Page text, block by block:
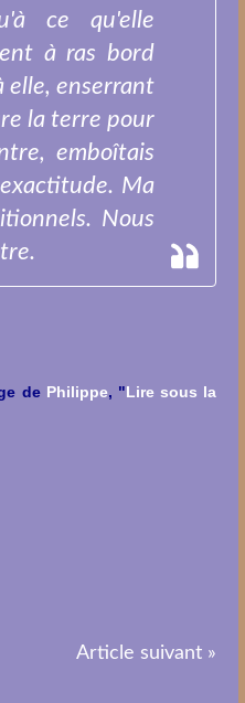
ce qu'elle
à ras bord
elle, enserrant
la terre pour
emboîtais
Ma
Nous
dePhilippe, "Lire sous la
Article suivant »